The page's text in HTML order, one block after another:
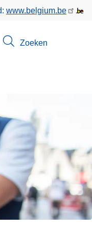
www.belgium.be
Zoeken